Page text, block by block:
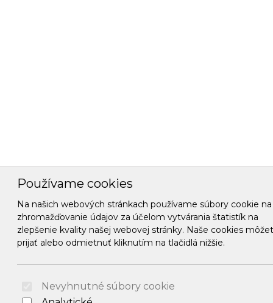
Používame cookies
Na našich webových stránkach používame súbory cookie na
zhromažďovanie údajov za účelom vytvárania štatistík na
zlepšenie kvality našej webovej stránky. Naše cookies
prijať alebo odmietnuť kliknutím na tlačidlá nižšie.
Nevyhnutné súbory cookie